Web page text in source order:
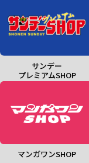
サンデー
プレミアムSHOP
マンガワンSHOP